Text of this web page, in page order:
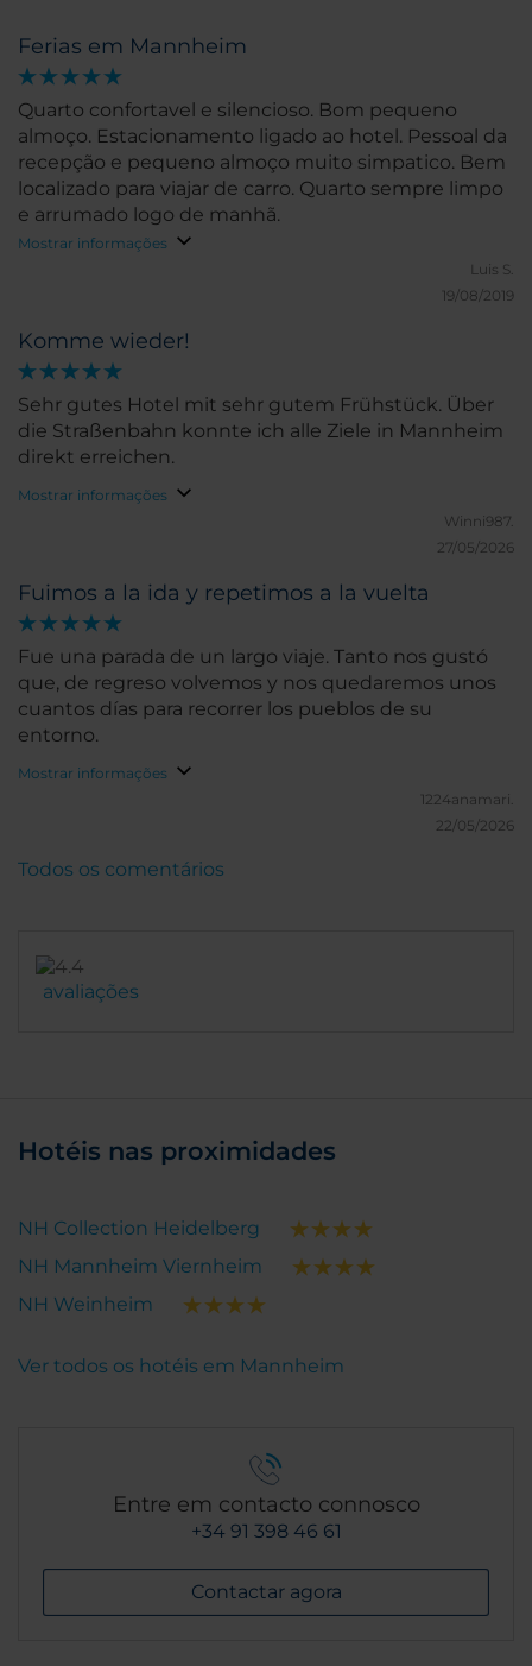
Ferias em Mannheim
Quarto confortavel e silencioso. Bom pequeno
almoço. Estacionamento ligado ao hotel. Pessoal da
recepção e pequeno almoço muito simpatico. Bem
localizado para viajar de carro. Quarto sempre limpo
e arrumado logo de manhã.
Mostrar informações
Luis S.
19/08/2019
Komme wieder!
Sehr gutes Hotel mit sehr gutem Frühstück. Über
die Straßenbahn konnte ich alle Ziele in Mannheim
direkt erreichen.
Mostrar informações
Winni987.
27/05/2026
Fuimos a la ida y repetimos a la vuelta
Fue una parada de un largo viaje. Tanto nos gustó
que, de regreso volvemos y nos quedaremos unos
cuantos días para recorrer los pueblos de su
entorno.
Mostrar informações
1224anamari.
22/05/2026
avaliações
Todos os comentários
Hotéis nas proximidades
NH Collection Heidelberg
NH Mannheim Viernheim
NH Weinheim
Ver todos os hotéis em Mannheim
Entre em contacto connosco
+34 91 398 46 61
Contactar agora